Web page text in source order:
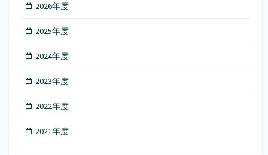
2026年度
2025年度
2024年度
2023年度
2022年度
2021年度